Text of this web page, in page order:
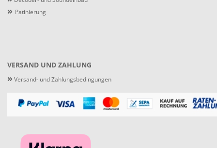
» Patinierung
VERSAND UND ZAHLUNG
» Versand- und Zahlungsbedingungen